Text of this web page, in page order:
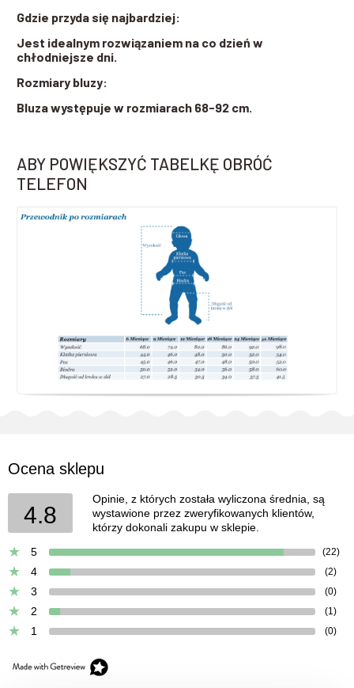
Gdzie przyda się najbardziej:
Jest idealnym rozwiązaniem na co dzień w
chłodniejsze dni.
Rozmiary bluzy:
Bluza występuje w rozmiarach 68-92 cm.
ABY POWIĘKSZYĆ TABELKĘ OBRÓĆ
TELEFON
Ocena sklepu
4.8
Opinie, z których została wyliczona średnia, są
wystawione przez zweryfikowanych klientów,
którzy dokonali zakupu w sklepie.
5
(22)
4 (2)
3 (0)
2 (1)
1 (0)